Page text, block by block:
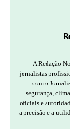
A Redação
jornalistas
com o
segurança,
oficiais e
a precisão e a